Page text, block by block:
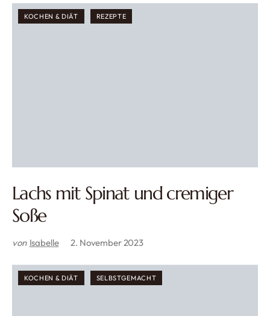
KOCHEN & DIÄT REZEPTE
Lachs mit Spinat und cremiger
Soße
von Isabelle 2. November 2023
KOCHEN & DIÄT SELBSTGEMACHT